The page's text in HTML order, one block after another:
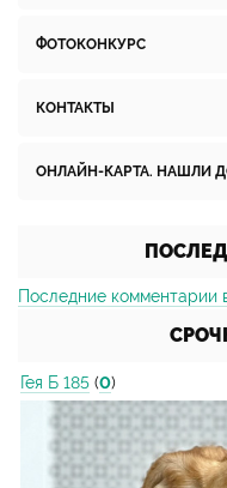
ФОТОКОНКУРС
КОНТАКТЫ
ОНЛАЙН-КАРТА. НАШЛИ
Последние комментарии
Гея Б 185 (0)